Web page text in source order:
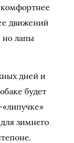
комфортнее
движений
но лапы
дней и
будет
зимнего